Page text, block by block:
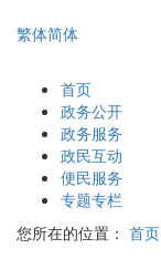
繁体简体
首页
政务公开
政务服务
政民互动
便民服务
专题专栏
您所在的位置： 首页